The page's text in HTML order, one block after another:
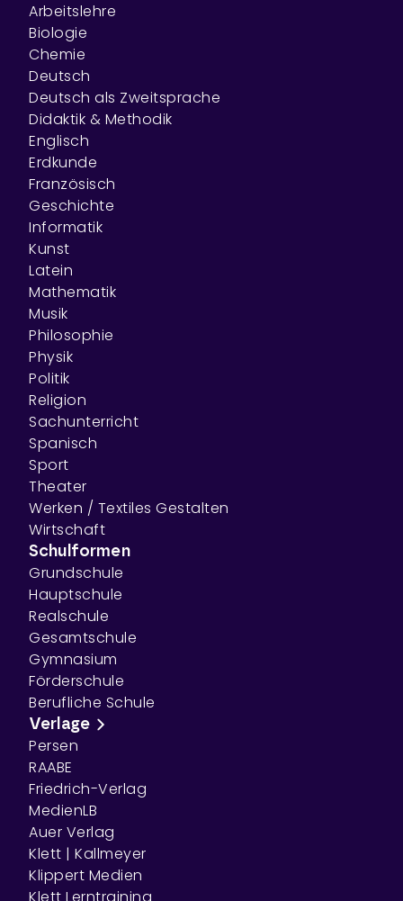
Arbeitslehre
Biologie
Chemie
Deutsch
Deutsch als Zweitsprache
Didaktik & Methodik
Englisch
Erdkunde
Französisch
Geschichte
Informatik
Kunst
Latein
Mathematik
Musik
Philosophie
Physik
Politik
Religion
Sachunterricht
Spanisch
Sport
Theater
Werken / Textiles Gestalten
Wirtschaft
Schulformen
Grundschule
Hauptschule
Realschule
Gesamtschule
Gymnasium
Förderschule
Berufliche Schule
Verlage
Persen
RAABE
Friedrich-Verlag
MedienLB
Auer Verlag
Klett | Kallmeyer
Klippert Medien